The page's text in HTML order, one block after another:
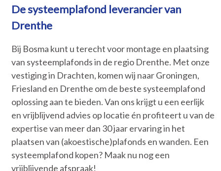
De systeemplafond leverancier van
Drenthe
Bij Bosma kunt u terecht voor montage en plaatsing
van systeemplafonds in de regio Drenthe. Met onze
vestiging in Drachten, komen wij naar Groningen,
Friesland en Drenthe om de beste systeemplafond
oplossing aan te bieden. Van ons krijgt u een eerlijk
en vrijblijvend advies op locatie én profiteert u van de
expertise van meer dan 30 jaar ervaring in het
plaatsen van (akoestische)plafonds en wanden. Een
systeemplafond kopen? Maak nu nog een
vrijblijvende afspraak!